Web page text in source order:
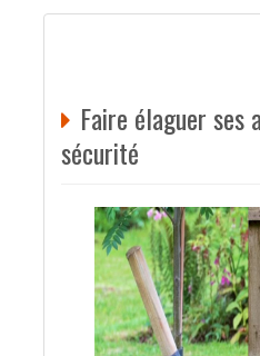
Faire élaguer ses
sécurité